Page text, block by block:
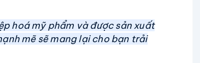
hoá mỹ phẩm và được sản xuất
mẽ sẽ mang lại cho bạn trải